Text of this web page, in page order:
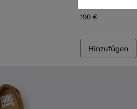
Walden
190 €
Hinzufügen